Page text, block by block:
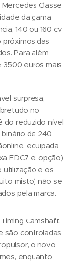
Classe
da gama
140 ou 160 cv
das
Para além
3500 euros mais
surpresa,
no
do reduzido nível
de 240
equipada
EDC7 e, opção)
e os
misto) não se
pela marca.
Camshaft,
são controladas
o novo
enquanto